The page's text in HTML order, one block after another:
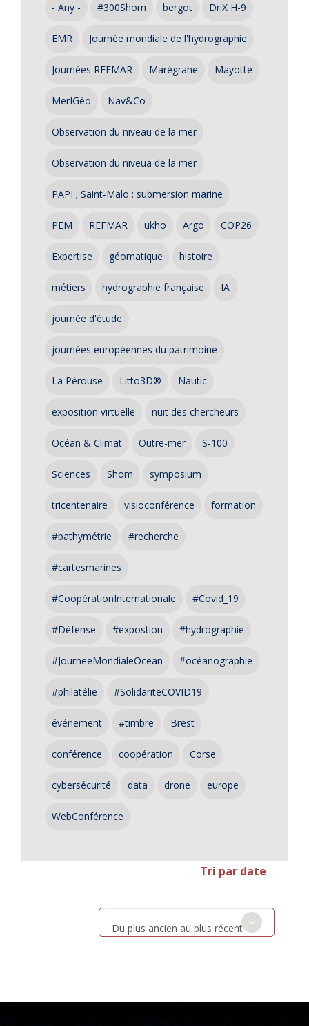
- Any - #300Shom bergot DriX H-9
EMR Journée mondiale de l'hydrographie
Journées REFMAR Marégrahe Mayotte
MerIGéo Nav&Co
Observation du niveau de la mer
Observation du niveua de la mer
PAPI ; Saint-Malo ; submersion marine
PEM REFMAR ukho Argo COP26
Expertise géomatique histoire
métiers hydrographie française IA
journée d'étude
journées européennes du patrimoine
La Pérouse Litto3D® Nautic
exposition virtuelle nuit des chercheurs
Océan & Climat Outre-mer S-100
Sciences Shom symposium
tricentenaire visioconférence formation
#bathymétrie #recherche
#cartesmarines
#CoopérationInternationale #Covid_19
#Défense #expostion #hydrographie
#JourneeMondialeOcean #océanographie
#philatélie #SolidariteCOVID19
événement #timbre Brest
conférence coopération Corse
cybersécurité data drone europe
WebConférence
Tri par date
Du plus ancien au plus récent